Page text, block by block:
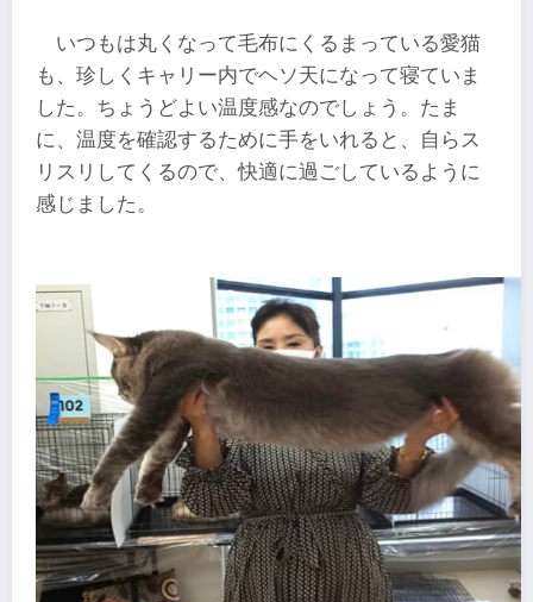
いつもは丸くなって毛布にくるまっている愛猫
も、珍しくキャリー内でヘソ天になって寝ていま
した。ちょうどよい温度感なのでしょう。たま
に、温度を確認するために手をいれると、自らス
リスリしてくるので、快適に過ごしているように
感じました。